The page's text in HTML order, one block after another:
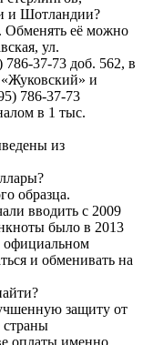
и Шотландии?
Обменять её можно
ул.
786-37-73 доб. 562, в
и
786-37-73
в 1 тыс.
из
образца.
вводить с 2009
было в 2013
официальном
и обменивать на
защиту от
страны